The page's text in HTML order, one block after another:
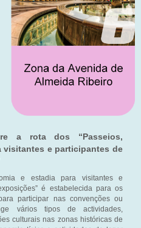
a rota dos “Passeios,
visitantes e participantes de
e estadia para visitantes e
é estabelecida para os
participar nas convenções ou
vários tipos de actividades,
culturais nas zonas históricas de